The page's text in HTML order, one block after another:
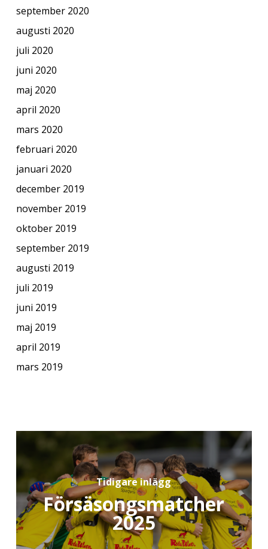
september 2020
augusti 2020
juli 2020
juni 2020
maj 2020
april 2020
mars 2020
februari 2020
januari 2020
december 2019
november 2019
oktober 2019
september 2019
augusti 2019
juli 2019
juni 2019
maj 2019
april 2019
mars 2019
Tidigare inlägg
Försäsongsmatcher
2025